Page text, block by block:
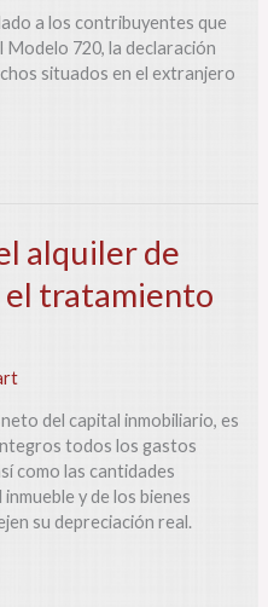
a los contribuyentes que
Modelo 720, la declaración
situados en el extranjero
alquiler de
el tratamiento
del capital inmobiliario, es
todos los gastos
como las cantidades
y de los bienes
su depreciación real.